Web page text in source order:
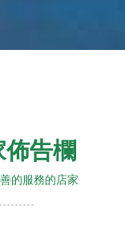
告欄
的服務的店家